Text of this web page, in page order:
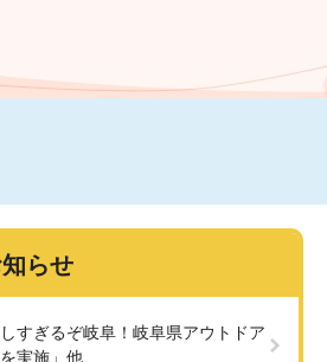
らせ
すぎるぞ岐阜！岐阜県アウトドア
実施」他